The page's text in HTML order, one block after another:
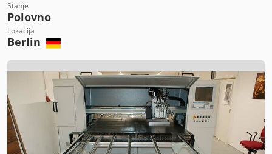
Stanje
Polovno
Lokacija
Berlin